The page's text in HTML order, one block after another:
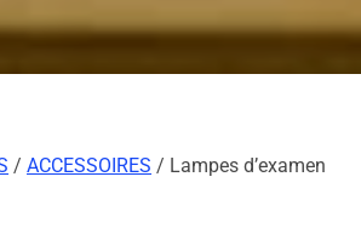
/ ACCESSOIRES / Lampes d’examen